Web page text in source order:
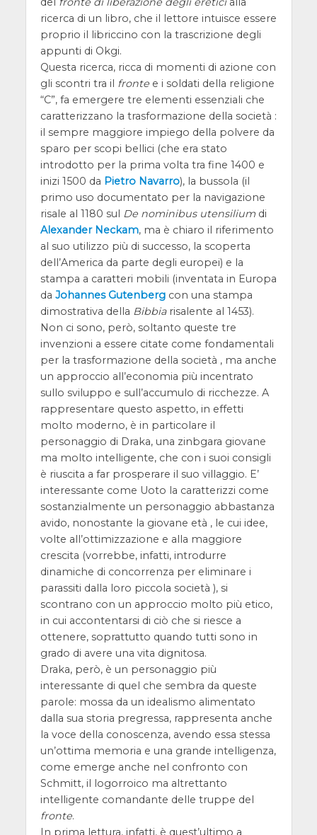
ricerca di un libro, che il lettore intuisce essere
proprio il libriccino con la trascrizione degli
appunti di Okgi.
Questa ricerca, ricca di momenti di azione con
gli scontri tra il frontee i soldati della religione
“C”, fa emergere tre elementi essenziali che
caratterizzano la trasformazione della società :
il sempre maggiore impiego della polvere da
sparo per scopi bellici (che era stato
introdotto per la prima volta tra fine 1400 e
inizi 1500 da Pietro Navarro), la bussola (il
primo uso documentato per la navigazione
risale al 1180 sul De nominibus utensiliumdi
Alexander Neckam, ma è chiaro il riferimento
al suo utilizzo più di successo, la scoperta
dell’America da parte degli europei) e la
stampa a caratteri mobili (inventata in Europa
da Johannes Gutenbergcon una stampa
dimostrativa della Bibbiarisalente al 1453).
Non ci sono, però, soltanto queste tre
invenzioni a essere citate come fondamentali
per la trasformazione della società , ma anche
un approccio all’economia più incentrato
sullo sviluppo e sull’accumulo di ricchezze. A
rappresentare questo aspetto, in effetti
molto moderno, è in particolare il
personaggio di Draka, una zinbgara giovane
ma molto intelligente, che con i suoi consigli
è riuscita a far prosperare il suo villaggio. E’
interessante come Uoto la caratterizzi come
sostanzialmente un personaggio abbastanza
avido, nonostante la giovane età , le cui idee,
volte all’ottimizzazione e alla maggiore
crescita (vorrebbe, infatti, introdurre
dinamiche di concorrenza per eliminare i
parassiti dalla loro piccola società ), si
scontrano con un approccio molto più etico,
in cui accontentarsi di ciò che si riesce a
ottenere, soprattutto quando tutti sono in
grado di avere una vita dignitosa.
Draka, però, è un personaggio più
interessante di quel che sembra da queste
parole: mossa da un idealismo alimentato
dalla sua storia pregressa, rappresenta anche
la voce della conoscenza, avendo essa stessa
un’ottima memoria e una grande intelligenza,
come emerge anche nel confronto con
Schmitt, il logorroico ma altrettanto
intelligente comandante delle truppe del
fronte.
In prima lettura, infatti, è quest’ultimo a